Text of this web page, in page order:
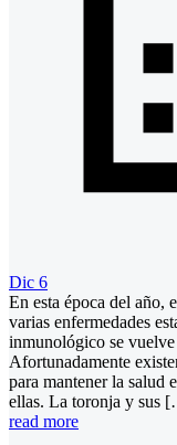
Dic 6
En esta época del año,
varias enfermedades
inmunológico se
Afortunadamente
para mantener la salud
ellas. La toronja y sus
read more